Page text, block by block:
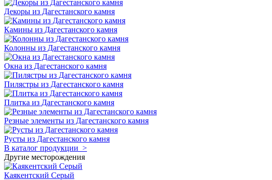
Декоры из Дагестанского камня
Камины из Дагестанского камня
Колонны из Дагестанского камня
Окна из Дагестанского камня
Пилястры из Дагестанского камня
Плитка из Дагестанского камня
Резные элементы из Дагестанского камня
Русты из Дагестанского камня
В каталог продукции >
Другие месторождения
Каякентский Серый